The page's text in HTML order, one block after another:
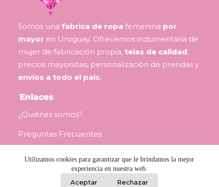
Utilizamos cookies para garantizar que le brindamos la mejor
experiencia en nuestra web.
Aceptar Rechazar
Somos una fabrica de ropa femenina por
mayor en Uruguay. Ofrecemos indumentaria de
mujer de fabricación propia, telas de calidad,
precios mayoristas, personalización de prendas y
envíos a todo el pais.
Enlaces
¿Quiénes somos?
Preguntas Frecuentes
Consejos para revendedoras